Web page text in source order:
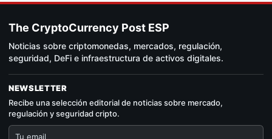
The CryptoCurrency Post ESP
Noticias sobre criptomonedas, mercados, regulación,
seguridad, DeFi e infraestructura de activos digitales.
NEWSLETTER
Recibe una selección editorial de noticias sobre mercado,
regulación y seguridad cripto.